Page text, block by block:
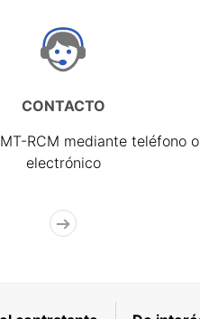
CONTACTO
RCM mediante teléfono
electrónico